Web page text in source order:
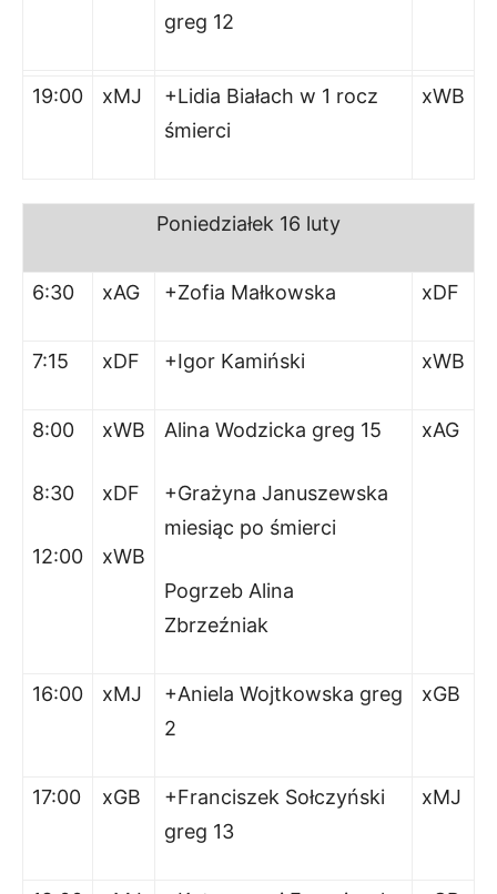
greg 12
19:00 xMJ
+Lidia Białach w 1 rocz
śmierci
xWB
Poniedziałek 16 luty
6:30 xAG +Zofia Małkowska xDF
7:15 xDF +Igor Kamiński xWB
8:00
8:30
12:00
xWB
xDF
xWB
Alina Wodzicka greg 15
+Grażyna Januszewska
miesiąc po śmierci
Pogrzeb Alina
Zbrzeźniak
xAG
16:00 xMJ
+Aniela Wojtkowska greg
2
xGB
17:00 xGB
+Franciszek Sołczyński
greg 13
xMJ